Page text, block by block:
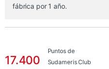
fábrica por 1 año.
17.400
Puntos de
Sudameris Club